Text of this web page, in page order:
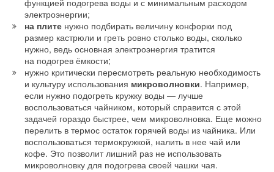
функцией подогрева воды и с минимальным расходом
электроэнергии;
на плите нужно подбирать величину конфорки под
размер кастрюли и греть ровно столько воды, сколько
нужно, ведь основная электроэнергия тратится
на подогрев ёмкости;
нужно критически пересмотреть реальную необходимость
и культуру использования микроволновки. Например,
если нужно подогреть кружку воды — лучше
воспользоваться чайником, который справится с этой
задачей гораздо быстрее, чем микроволновка. Еще можно
перелить в термос остаток горячей воды из чайника. Или
воспользоваться термокружкой, налить в нее чай или
кофе. Это позволит лишний раз не использовать
микроволновку для подогрева своей чашки чая.
Добавить комментарий
Ваше имя *
Ваш E-mail *
Текст комментария